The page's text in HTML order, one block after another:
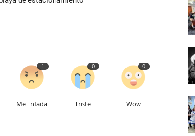
1
Me Enfada
0
Triste
0
Wow